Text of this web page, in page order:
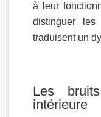
à leur
distinguer les
traduisent un
Les
intérieure